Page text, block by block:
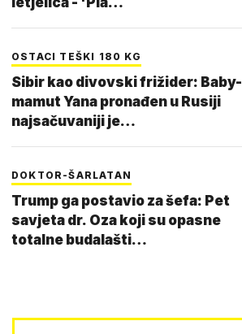
OSTACI TEŠKI 180 KG
Sibir kao divovski frižider: Baby-
mamut Yana pronađen u Rusiji
najsačuvaniji je…
DOKTOR-ŠARLATAN
Trump ga postavio za šefa: Pet
savjeta dr. Oza koji su opasne
totalne budalašti…